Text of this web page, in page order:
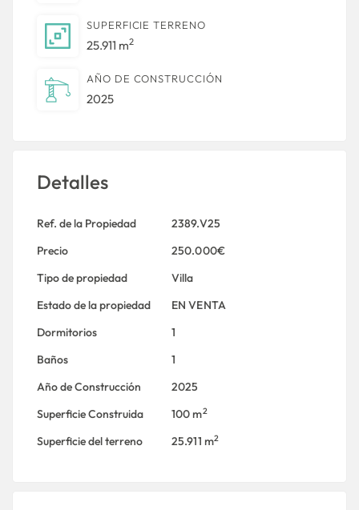
SUPERFICIE TERRENO
25.911 m2
AÑO DE CONSTRUCCIÓN
2025
Detalles
Ref. de la Propiedad
2389.V25
Precio
250.000€
Tipo de propiedad
Villa
Estado de la propiedad
EN VENTA
Dormitorios
1
Baños
1
Año de Construcción
2025
Superficie Construida
100 m2
Superficie del terreno 25.911 m2